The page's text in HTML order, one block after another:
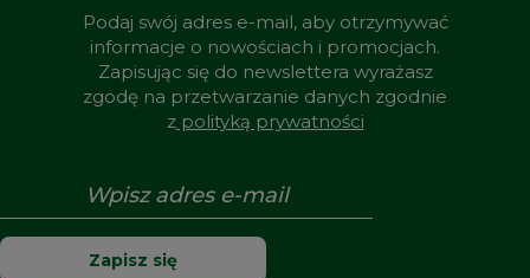
Podaj swój adres e-mail, aby otrzymywać
informacje o nowościach i promocjach.
Zapisując się do newslettera wyrażasz
zgodę na przetwarzanie danych zgodnie
zpolityką prywatności
Zapisz się